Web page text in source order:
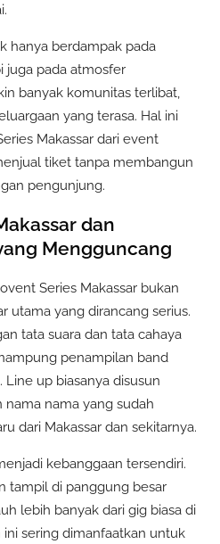
hanya berdampak pada
juga pada atmosfer
banyak komunitas terlibat,
yang terasa. Hal ini
Makassar dari event
tiket tanpa membangun
pengunjung.
dan
Mengguncang
Series Makassar bukan
utama yang dirancang serius.
tata suara dan tata cahaya
penampilan band
Line up biasanya disusun
nama yang sudah
dari Makassar dan sekitarnya.
kebanggaan tersendiri.
tampil di panggung besar
lebih banyak dari gig biasa di
sering dimanfaatkan untuk